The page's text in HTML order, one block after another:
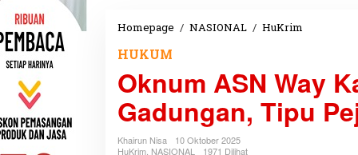
Homepage / NASIONAL / HuKrim
m
S
HUKUM
Oknum ASN Way
Gadungan, Tipu
Khairun Nisa
10 Oktober 2025
HuKrim NASIONAL 1971 Dilihat